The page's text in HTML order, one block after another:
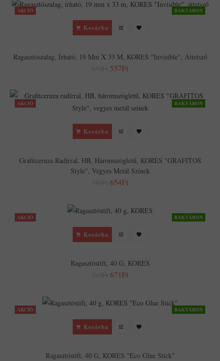
AKCIÓ RAKTÁRON
Kosárba
Ragasztószalag, Írható, 19 Mm X 33 M, KORES "Invisible", Áttetsző
557Ft
AKCIÓ RAKTÁRON
Kosárba
Grafitceruza Radírral, HB, Háromszögletű, KORES "GRAFITOS
Style", Vegyes Metál Színek
654Ft
AKCIÓ RAKTÁRON
Kosárba
Ragasztóstift, 40 G, KORES
671Ft
AKCIÓ RAKTÁRON
Kosárba
Ragasztóstift, 40 G, KORES "Eco Glue Stick"